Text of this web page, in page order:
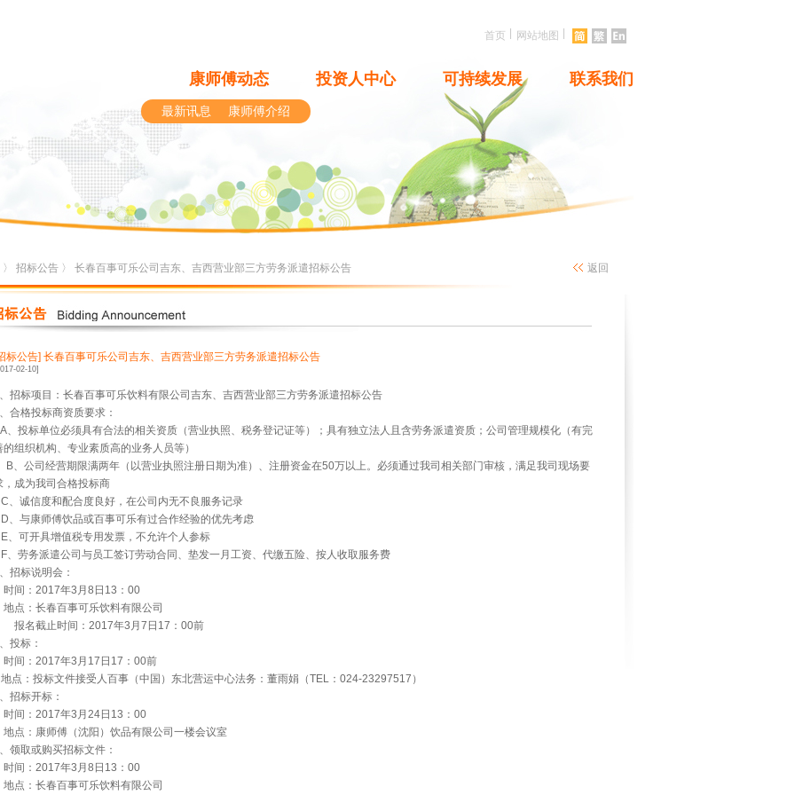
首页 网站地图
康师傅动态 投资人中心 可持续发展 联系我们
最新讯息 康师傅介绍
〉 招标公告 〉 长春百事可乐公司吉东、吉西营业部三方劳务派遣招标公告 返回
标公告] 长春百事可乐公司吉东、吉西营业部三方劳务派遣招标公告
02-10]
、招标项目：长春百事可乐饮料有限公司吉东、吉西营业部三方劳务派遣招标公告
、合格投标商资质要求：
A、投标单位必须具有合法的相关资质（营业执照、税务登记证等）；具有独立法人且含劳务派遣资质；公司管理规模化（有完
的组织机构、专业素质高的业务人员等）
B、公司经营期限满两年（以营业执照注册日期为准）、注册资金在50万以上。必须通过我司相关部门审核，满足我司现场要
，成为我司合格投标商
C、诚信度和配合度良好，在公司内无不良服务记录
D、与康师傅饮品或百事可乐有过合作经验的优先考虑
E、可开具增值税专用发票，不允许个人参标
F、劳务派遣公司与员工签订劳动合同、垫发一月工资、代缴五险、按人收取服务费
、招标说明会：
时间： 2017年3 月 8 日 13 ： 00
地点：长春百事可乐饮料有限公司
报名截止时间： 2017年3 月 7 日 17 ： 00前
、投标：
时间： 2017年3 月 17 日 17 ： 00前
地点：投标文件接受人百事（中国）东北营运中心法务：董雨娟（TEL ： 024-23297517 ）
、招标开标：
时间： 2017年3 月 24日 13 ： 00
地点：康师傅（沈阳）饮品有限公司一楼会议室
、领取或购买招标文件：
时间： 2017年3 月 8 日 13 ： 00
地点：长春百事可乐饮料有限公司